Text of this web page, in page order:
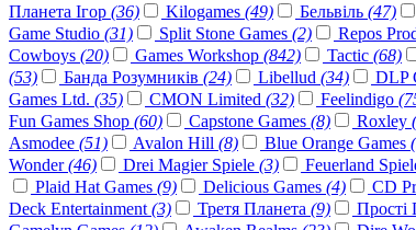
Планета Ігор (36) Kilogames (49) Бельвіль (47)
Game Studio (31) Split Stone Games (2) Repos
Cowboys (20) Games Workshop (842) Tactic (68)
(53)
Банда Розумників (24) Libellud (34) DLP
Games Ltd. (35) CMON Limited (32) Feelindigo
Fun Games Shop (60) Capstone Games (8) Roxley
Asmodee (51) Avalon Hill (8) Blue Orange Games
Wonder(46) Drei Magier Spiele (3) Feuerland
Plaid Hat Games (9) Delicious Games (4) CD
Deck Entertainment (3) Третя Планета (9) Прості